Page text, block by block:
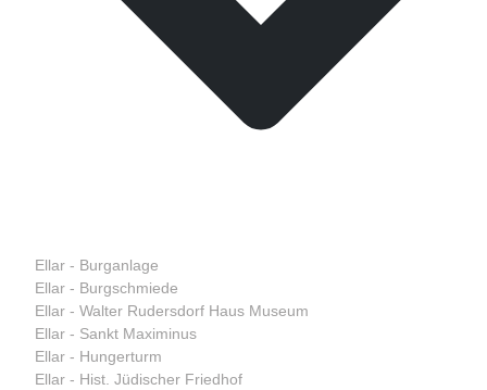
Ellar - Burganlage
Ellar - Burgschmiede
Ellar - Walter Rudersdorf Haus Museum
Ellar - Sankt Maximinus
Ellar - Hungerturm
Ellar - Hist. Jüdischer Friedhof